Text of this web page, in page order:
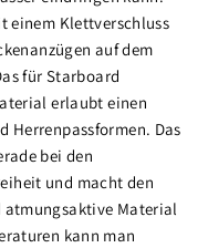
einem Klettverschluss
auf dem
für Starboard
erlaubt einen
Herrenpassformen. Das
bei den
und macht den
atmungsaktive Material
kann man